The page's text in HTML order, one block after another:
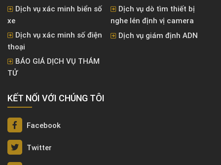
Dịch vụ xác minh biển số
xe
Dịch vụ dò tìm thiết bị
nghe lén định vị camera
Dịch vụ xác minh số điện
thoại
Dịch vụ giám định ADN
BÁO GIÁ DỊCH VỤ THÁM
TỬ
KẾT NỐI VỚI CHÚNG TÔI
Facebook
Twitter